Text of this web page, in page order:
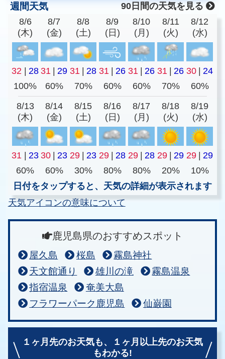
週間天気
90日間の天気を見る
8/6
(木)
8/7
(金)
8/8
(土)
8/9
(日)
8/10
(月)
8/11
(火)
8/12
(水)
32 28 31 29 31 28 31 26 31 26 31 26 30
24
100%
60% 70% 60% 60% 70% 60%
8/13
(木)
8/14
(金)
8/15
(土)
8/16
(日)
8/17
(月)
8/18
(火)
8/19
(水)
31 23 30 23 29 23 29 28 29 28 29 29 29
29
60%
60% 30% 80% 80% 20%
10%
日付をタップすると、天気の詳細が表示されます
天気アイコンの意味について
鹿児島県のおすすめスポット
屋久島 桜島
霧島神社
天文館通り
雄川の滝
霧島温泉
指宿温泉
奄美大島
フラワーパーク鹿児島
仙巌園
１ヶ月先のお天気も、
１ヶ月以上先のお天気
もわかる!